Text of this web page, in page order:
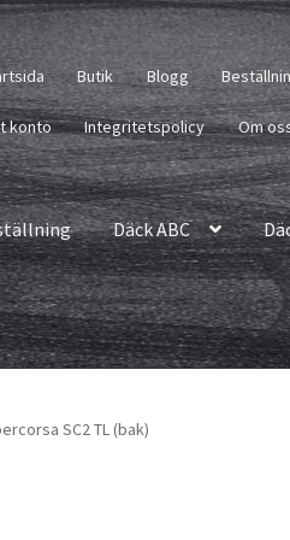
Butik Blogg
konto Integritetspolicy Om
Däck ABC
SC2 TL (bak)